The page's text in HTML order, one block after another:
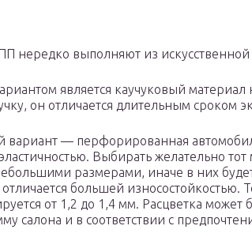
нередко выполняют из
является каучуковый
он отличается длительным сроком
вариант — перфорированная
Выбирать желательно
размерами, иначе в них
отличается большей
от 1,2 до 1,4 мм. Расцветка
салона и в соответствии с